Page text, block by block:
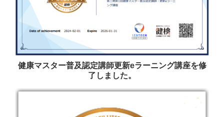
健康マスター普及認定講師更新eラーニング講座を修
了しました。